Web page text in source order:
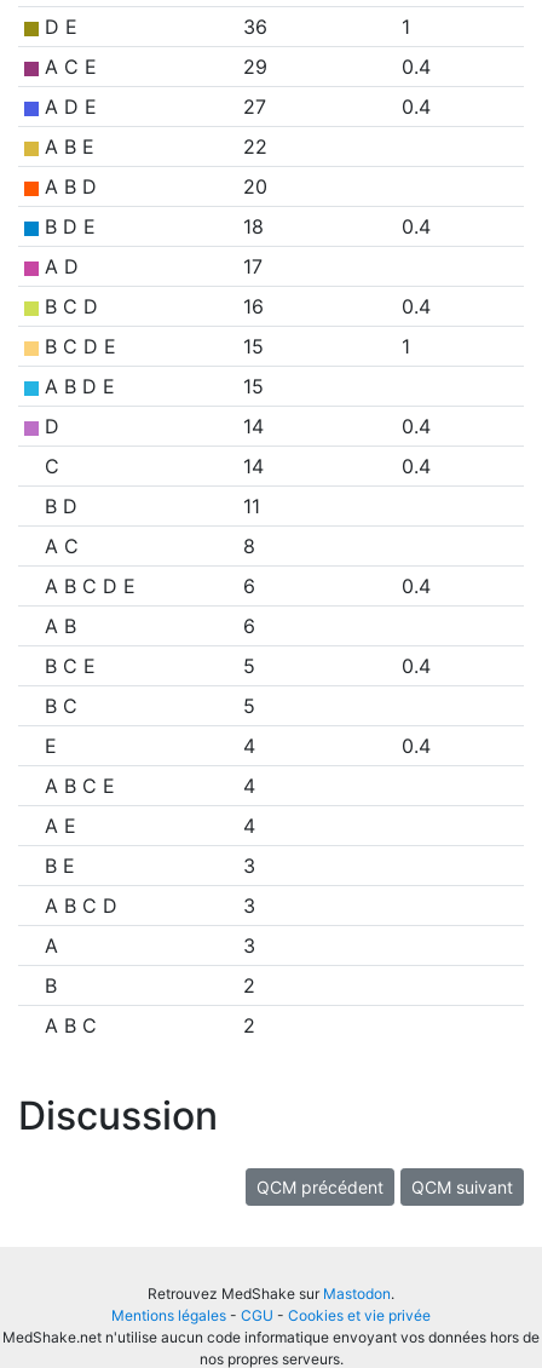
D E
36
1
A C E
29
0.4
A D E
27
0.4
A B E
22
A B D
20
B D E
18
0.4
A D
17
B C D
16
0.4
B C D E
15
1
A B D E
15
D
14
0.4
C
14
0.4
B D
11
A C
8
A B C D E
6
0.4
A B
6
B C E
5
0.4
B C
5
E
4
0.4
A B C E
4
A E
4
B E
3
A B C D
3
A
3
B
2
A B C
2
Discussion
QCM précédent QCM suivant
Retrouvez MedShake sur Mastodon.
Mentions légales - CGU - Cookies et vie privée
MedShake.net n'utilise aucun code informatique envoyant vos données hors de
nos propres serveurs.